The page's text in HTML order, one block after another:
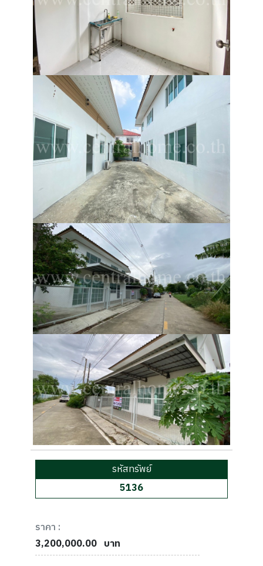
รหัสทรัพย์
5136
ราคา :
3,200,000.00 บาท